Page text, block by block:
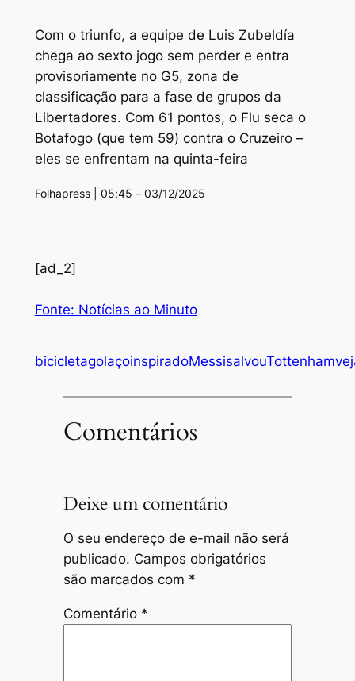
Com o triunfo, a equipe de Luis Zubeldía
chega ao sexto jogo sem perder e entra
provisoriamente no G5, zona de
classificação para a fase de grupos da
Libertadores. Com 61 pontos, o Flu seca o
Botafogo (que tem 59) contra o Cruzeiro –
eles se enfrentam na quinta-feira
Folhapress | 05:45 – 03/12/2025
[ad_2]
Fonte: Notícias ao Minuto
bicicletagolaçoinspiradoMessisalvouTottenham
Comentários
Deixe um comentário
O seu endereço de e-mail não será
publicado. Campos obrigatórios
são marcados com *
Comentário *